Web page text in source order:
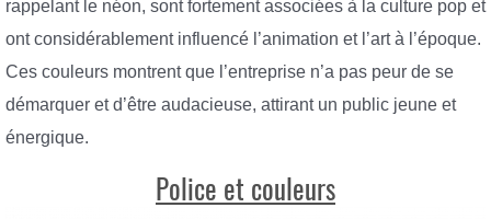
rappelant le néon, sont fortement associées à la culture pop et
ont considérablement influencé l’animation et l’art à l’époque.
Ces couleurs montrent que l’entreprise n’a pas peur de se
démarquer et d’être audacieuse, attirant un public jeune et
énergique.
Police et couleurs